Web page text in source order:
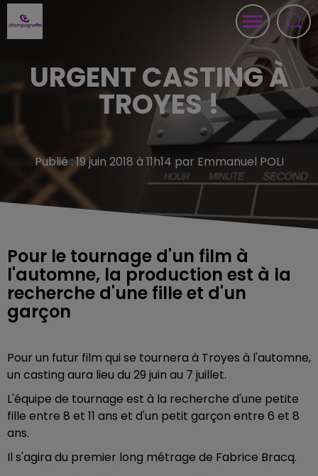
URGENT CASTING À
TROYES !
Publié : 19 juin 2018 à 11h14 par Emmanuel POLI
Pour le tournage d'un film à
l'automne, la production est à la
recherche d'une fille et d'un
garçon
Pour un futur film qui se tournera à Troyes à l'automne,
un casting aura lieu du 29 juin au 7 juillet.
L'équipe de tournage est à la recherche d'une petite
fille entre 8 et 11 ans et d'un petit garçon entre 6 et 8
ans.
Il s'agira du premier long métrage de Fabrice Bracq.